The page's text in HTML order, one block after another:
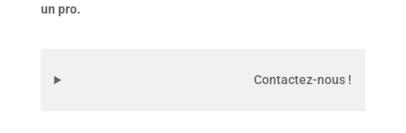
un pro.
Contactez-nous !